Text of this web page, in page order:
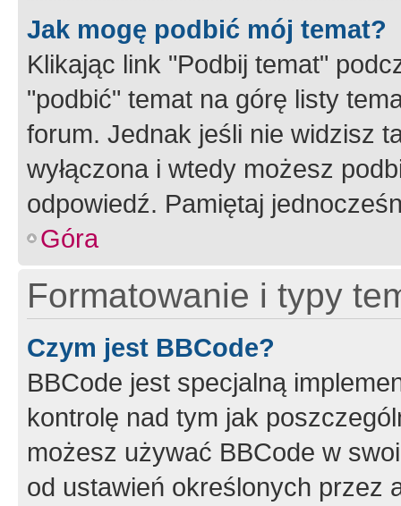
Jak mogę podbić mój temat?
Klikając link "Podbij temat"
"podbić" temat na górę listy
forum. Jednak jeśli nie widzisz
wyłączona i wtedy możesz
odpowiedź. Pamiętaj
Góra
Formatowanie i typy
Czym jest BBCode?
BBCode jest specjalną
kontrolę nad tym jak
możesz używać BBCode w
od ustawień określonych przez